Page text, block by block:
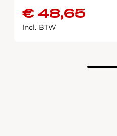
€48,65
Incl. BTW